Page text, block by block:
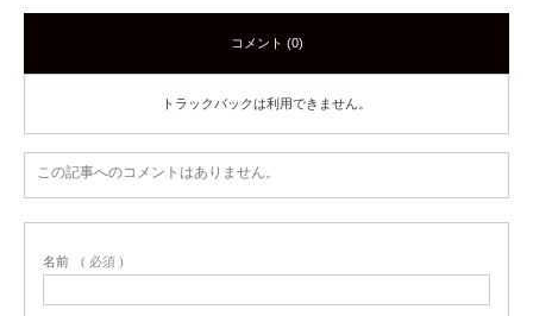
コメント (0)
トラックバックは利用できません。
この記事へのコメントはありません。
名前 ( 必須 )